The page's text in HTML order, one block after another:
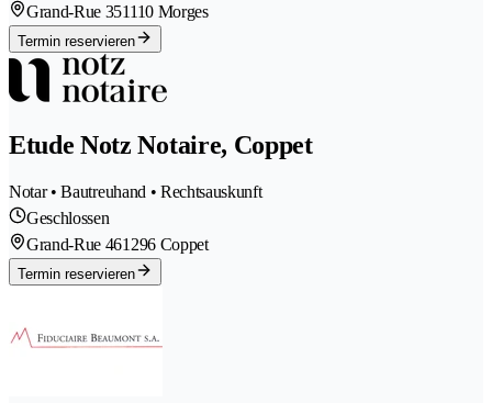
Grand-Rue 351110 Morges
Termin reservieren
Etude Notz Notaire, Coppet
Notar • Bautreuhand • Rechtsauskunft
Geschlossen
Grand-Rue 461296 Coppet
Termin reservieren